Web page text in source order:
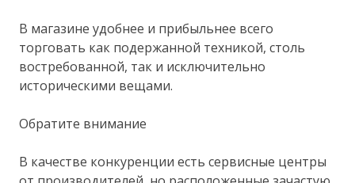
В магазине удобнее и прибыльнее всего
торговать как подержанной техникой, столь
востребованной, так и исключительно
историческими вещами.
Обратите внимание
В качестве конкуренции есть сервисные центры